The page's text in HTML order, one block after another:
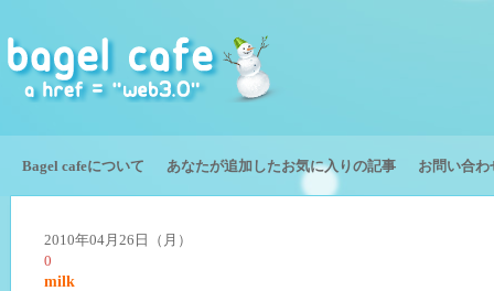
Bagel cafeについて あなたが追加したお気に入りの記事 お問い合わ
2010年04月26日（月）
0
milk